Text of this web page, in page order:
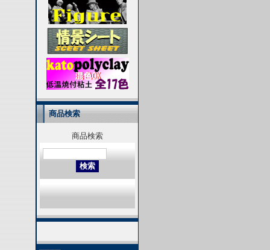
商品検索
商品検索